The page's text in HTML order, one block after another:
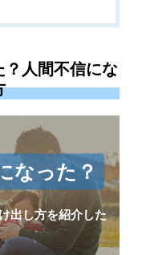
？人間不信にな
なった？
出し方を紹介した